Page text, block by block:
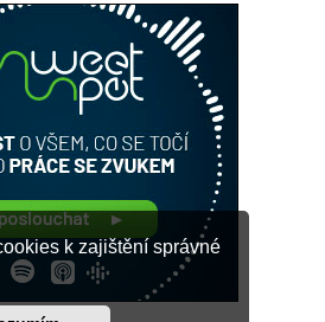
k zajištění správné